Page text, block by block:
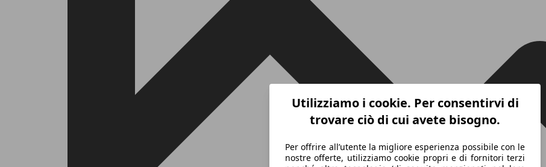
Utilizziamo i cookie. Per consentirvi di
trovare ciò di cui avete bisogno.
Per offrire all’utente la migliore esperienza possibile con le
nostre offerte, utilizziamo cookie propri e di fornitori terzi